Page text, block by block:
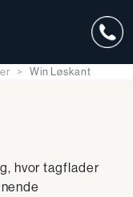
Win Løskant
hvor tagflader